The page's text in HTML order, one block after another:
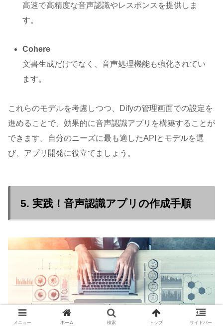
高速で高精度な音声認識やレスポンスを提供しま
す。
Cohere
文書生成だけでなく、音声処理機能も強化されてい
ます。
これらのモデルを考慮しつつ、Difyの管理画面での設定を
進めることで、効果的に音声認識アプリを構築することが
できます。自分のニーズに最も適したAPIとモデルを選
び、アプリ開発に役立てましょう。
5. 実践！音声認識アプリの作成手順
メニュー ホーム 検索 トップ サイドバー